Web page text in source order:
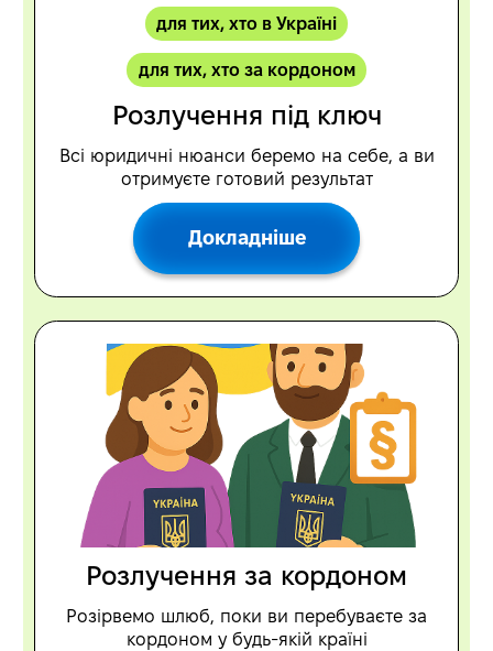
для тих, хто в Україні
для тих, хто за кордоном
Розлучення під ключ
Всі юридичні нюанси беремо на себе, а ви
отримуєте готовий результат
Докладніше
Розлучення за кордоном
Розірвемо шлюб, поки ви перебуваєте за
кордоном у будь-якій країні